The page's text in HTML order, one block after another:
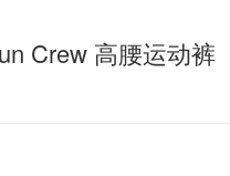
Crew 高腰运动裤